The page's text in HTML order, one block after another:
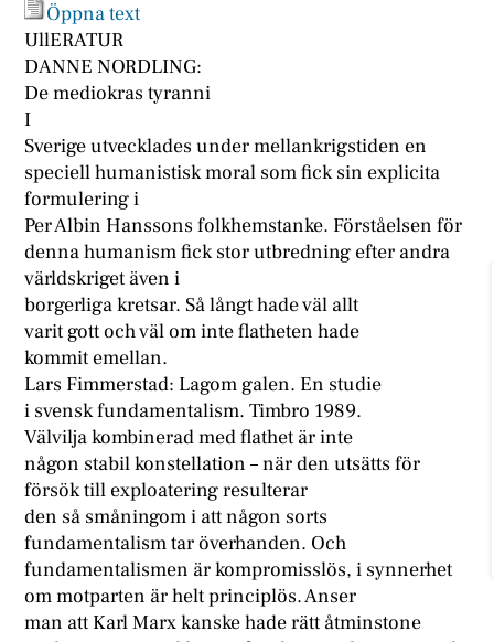
Öppna text
UllERATUR
DANNE NORDLING:
De mediokras tyranni
I
Sverige utvecklades under mellankrigstiden en
speciell humanistisk moral som fick sin explicita
formulering i
Per Albin Hanssons folkhemstanke. Förståelsen för
denna humanism fick stor utbredning efter andra
världskriget även i
borgerliga kretsar. Så långt hade väl allt
varit gott och väl om inte flatheten hade
kommit emellan.
Lars Fimmerstad: Lagom galen. En studie
i svensk fundamentalism. Timbro 1989.
Välvilja kombinerad med flathet är inte
någon stabil konstellation – när den utsätts för
försök till exploatering resulterar
den så småningom i att någon sorts
fundamentalism tar överhanden. Och
fundamentalismen är kompromisslös, i synnerhet
om motparten är helt principlös. Anser
man att Karl Marx kanske hade rätt åtminstone